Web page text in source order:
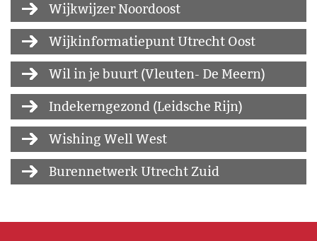
Wijkwijzer Noordoost
Wijkinformatiepunt Utrecht Oost
Wil in je buurt (Vleuten- De Meern)
Indekerngezond (Leidsche Rijn)
Wishing Well West
Burennetwerk Utrecht Zuid